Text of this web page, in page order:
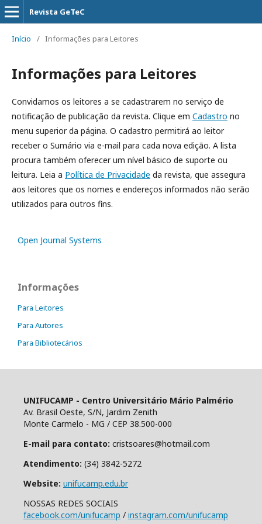
Revista GeTeC
Início / Informações para Leitores
Informações para Leitores
Convidamos os leitores a se cadastrarem no serviço de
notificação de publicação da revista. Clique em Cadastro no
menu superior da página. O cadastro permitirá ao leitor
receber o Sumário via e-mail para cada nova edição. A lista
procura também oferecer um nível básico de suporte ou
leitura. Leia a Política de Privacidade da revista, que assegura
aos leitores que os nomes e endereços informados não serão
utilizados para outros fins.
Open Journal Systems
Informações
Para Leitores
Para Autores
Para Bibliotecários
UNIFUCAMP - Centro Universitário Mário Palmério
Av. Brasil Oeste, S/N, Jardim Zenith
Monte Carmelo - MG / CEP 38.500-000
E-mail para contato: cristsoares@hotmail.com
Atendimento: (34) 3842-5272
Website: unifucamp.edu.br
NOSSAS REDES SOCIAIS
facebook.com/unifucamp / instagram.com/unifucamp